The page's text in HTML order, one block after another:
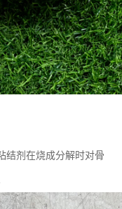
结剂在烧成分解时对骨